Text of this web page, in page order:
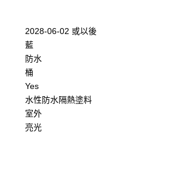
2028-06-02 或以後
藍
防水
桶
Yes
水性防水隔熱塗料
室外
亮光